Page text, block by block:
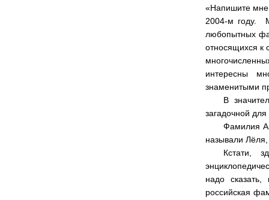
«Напишите
2004-м году.
любопытных
относящихся к
интересны
знаменитыми
В
загадочной
Фамилия
называли
Кстати,
надо
российская